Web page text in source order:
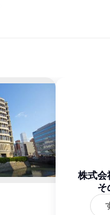
株式会
そ